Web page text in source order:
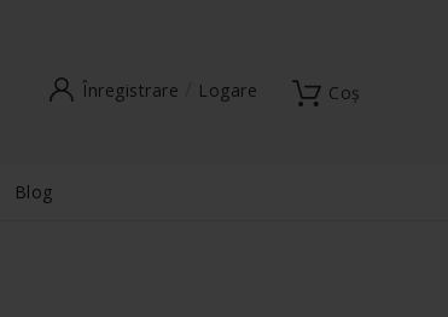
Coș
Înregistrare Logare
Blog